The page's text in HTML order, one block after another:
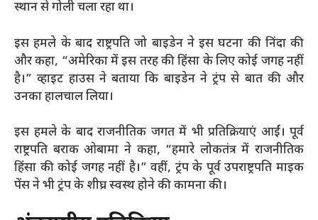
स्थान से गोली चला रहा था।
इस हमले के बाद राष्ट्रपति जो बाइडेन ने इस घटना की निंदा की
और कहा, “अमेरिका में इस तरह की हिंसा के लिए कोई जगह नहीं
है।” व्हाइट हाउस ने बताया कि बाइडेन ने ट्रंप से बात की और
उनका हालचाल लिया।
इस हमले के बाद राजनीतिक जगत में भी प्रतिक्रियाएं आईं। पूर्व
राष्ट्रपति बराक ओबामा ने कहा, “हमारे लोकतंत्र में राजनीतिक
हिंसा की कोई जगह नहीं है।” वहीं, ट्रंप के पूर्व उपराष्ट्रपति माइक
पेंस ने भी ट्रंप के शीघ्र स्वस्थ होने की कामना की।